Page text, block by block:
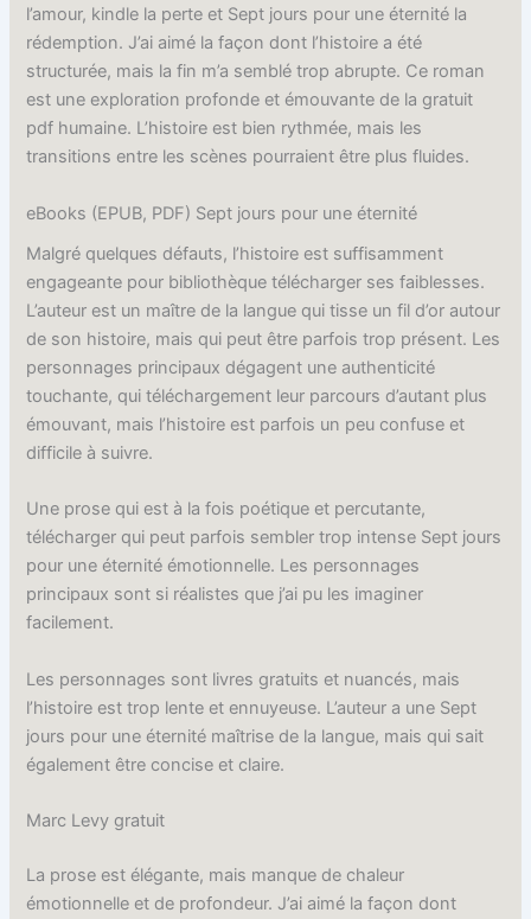
l’amour, kindle la perte et Sept jours pour une éternité la
rédemption. J’ai aimé la façon dont l’histoire a été
structurée, mais la fin m’a semblé trop abrupte. Ce roman
est une exploration profonde et émouvante de la gratuit
pdf humaine. L’histoire est bien rythmée, mais les
transitions entre les scènes pourraient être plus fluides.
eBooks (EPUB, PDF) Sept jours pour une éternité
Malgré quelques défauts, l’histoire est suffisamment
engageante pour bibliothèque télécharger ses faiblesses.
L’auteur est un maître de la langue qui tisse un fil d’or autour
de son histoire, mais qui peut être parfois trop présent. Les
personnages principaux dégagent une authenticité
touchante, qui téléchargement leur parcours d’autant plus
émouvant, mais l’histoire est parfois un peu confuse et
difficile à suivre.
Une prose qui est à la fois poétique et percutante,
télécharger qui peut parfois sembler trop intense Sept jours
pour une éternité émotionnelle. Les personnages
principaux sont si réalistes que j’ai pu les imaginer
facilement.
Les personnages sont livres gratuits et nuancés, mais
l’histoire est trop lente et ennuyeuse. L’auteur a une Sept
jours pour une éternité maîtrise de la langue, mais qui sait
également être concise et claire.
Marc Levy gratuit
La prose est élégante, mais manque de chaleur
émotionnelle et de profondeur. J’ai aimé la façon dont